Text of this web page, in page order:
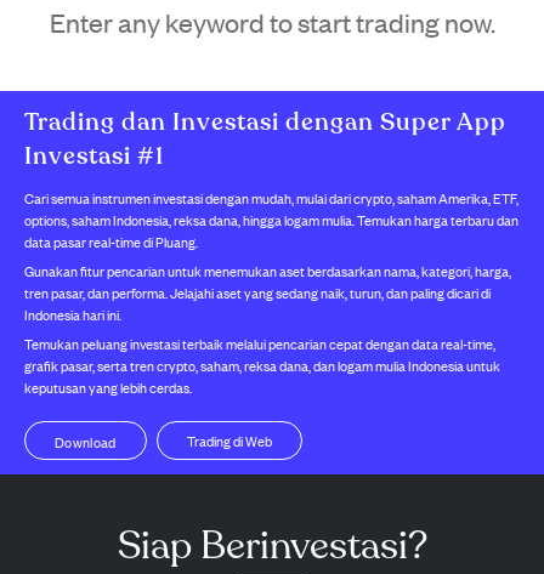
Enter any keyword to start trading now.
Trading dan Investasi dengan Super App
Investasi #1
Cari semua instrumen investasi dengan mudah, mulai dari crypto, saham Amerika, ETF,
options, saham Indonesia, reksa dana, hingga logam mulia. Temukan harga terbaru dan
data pasar real-time di Pluang.
Gunakan fitur pencarian untuk menemukan aset berdasarkan nama, kategori, harga,
tren pasar, dan performa. Jelajahi aset yang sedang naik, turun, dan paling dicari di
Indonesia hari ini.
Temukan peluang investasi terbaik melalui pencarian cepat dengan data real-time,
grafik pasar, serta tren crypto, saham, reksa dana, dan logam mulia Indonesia untuk
keputusan yang lebih cerdas.
Trading di Web
Download
Siap Berinvestasi?